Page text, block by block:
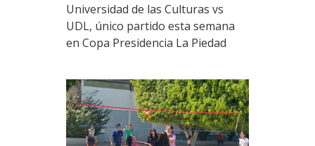
Universidad de las Culturas vs
UDL, único partido esta semana
en Copa Presidencia La Piedad